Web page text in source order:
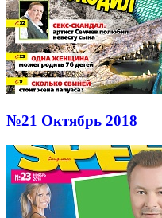
№21 Октябрь 2018